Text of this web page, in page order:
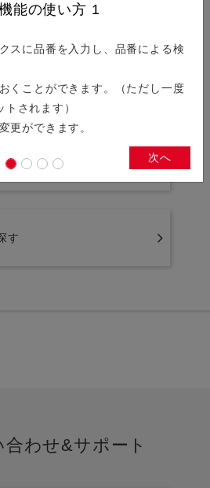
能の使い方 1
スに品番を入力し、品番による検
くことができます。（ただし一度
されます）
更ができます。
次へ
を検索することができます。
ットから探す
す
合わせ&サポート